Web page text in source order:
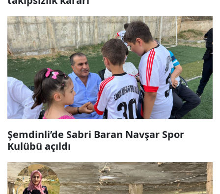
Şemdinli’de Sabri Baran Navşar Spor
Kulübü açıldı